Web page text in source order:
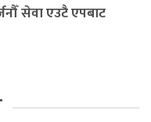
सेवा एउटै एपबाट